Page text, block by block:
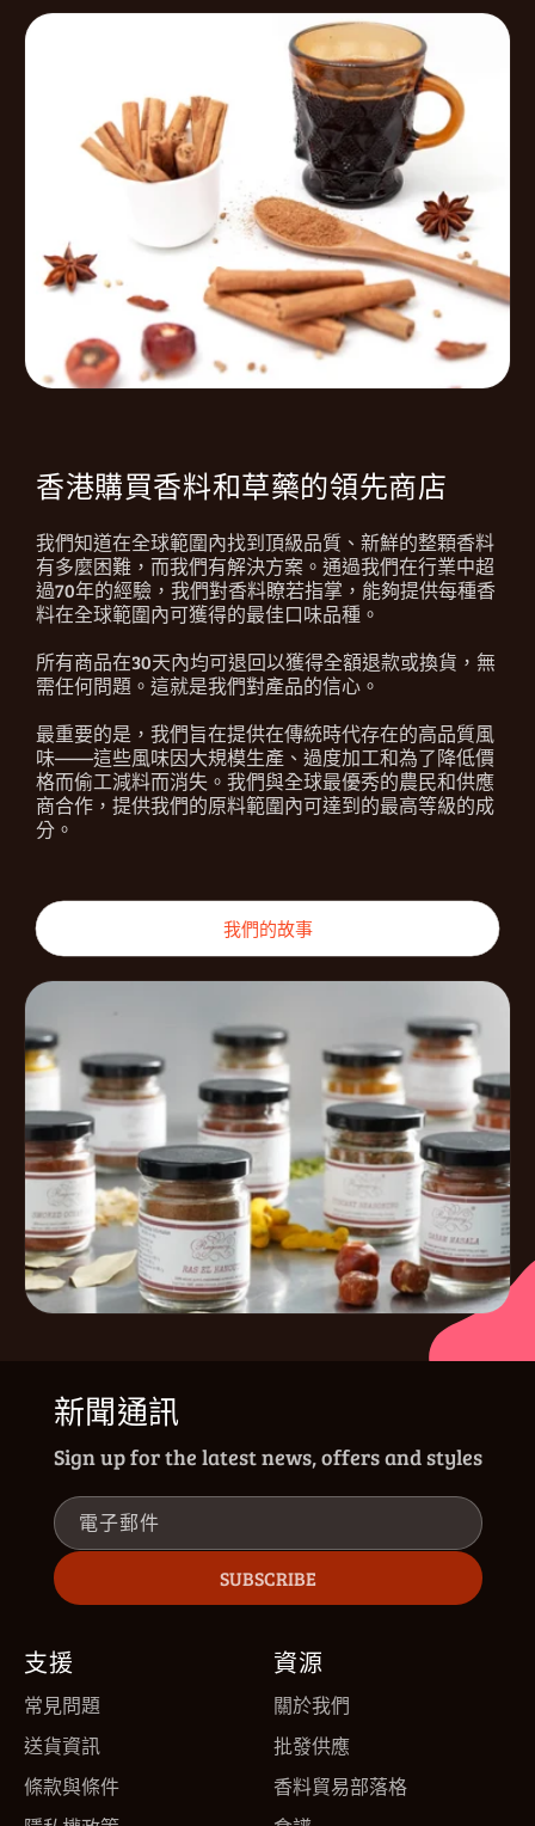
香港購買香料和草藥的領先商店
我們知道在全球範圍內找到頂級品質、新鮮的整顆香料
有多麼困難，而我們有解決方案。通過我們在行業中超
過70年的經驗，我們對香料瞭若指掌，能夠提供每種香
料在全球範圍內可獲得的最佳口味品種。
所有商品在30天內均可退回以獲得全額退款或換貨，無
需任何問題。這就是我們對產品的信心。
最重要的是，我們旨在提供在傳統時代存在的高品質風
味——這些風味因大規模生產、過度加工和為了降低價
格而偷工減料而消失。我們與全球最優秀的農民和供應
商合作，提供我們的原料範圍內可達到的最高等級的成
分。
我們的故事
新聞通訊
Sign up for the latest news, offers and styles
電子郵件
SUBSCRIBE
支援
常見問題
送貨資訊
條款與條件
資源
關於我們
批發供應
香料貿易部落格